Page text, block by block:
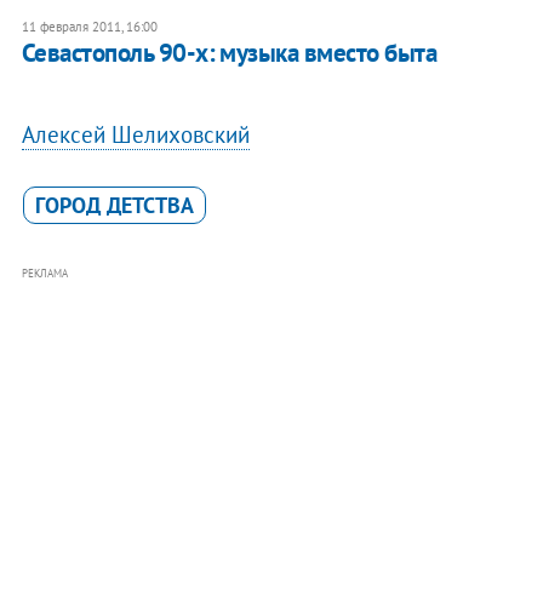
11 февраля 2011, 16:00
Севастополь 90-х: музыка вместо быта
Алексей Шелиховский
ГОРОД ДЕТСТВА
РЕКЛАМА